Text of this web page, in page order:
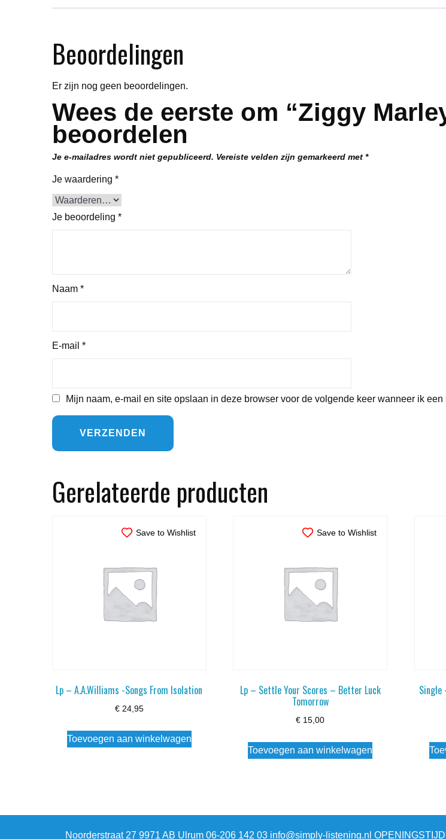
Beoordelingen
Er zijn nog geen beoordelingen.
Wees de eerste om “Ziggy
beoordelen
Je e-mailadres wordt niet gepubliceerd. Vereiste velden zijn gemarkeerd met *
Je waardering *
Je beoordeling *
Naam *
E-mail *
Mijn naam, e-mail en site opslaan in deze browser voor de volgende keer wanneer ik een
Gerelateerde producten
Save to Wishlist
Lp – A.A.Williams -Songs From Isolation
€24,95
Toevoegen aan winkelwagen
Save to Wishlist
Lp – Settle Your Scores – Better Luck
Tomorrow
€ 15,00
Toevoegen aan winkelwagen
Single
Noorderstraat 27 9971 AB Ulrum 06-206 142 03 info@simply-listening.nl